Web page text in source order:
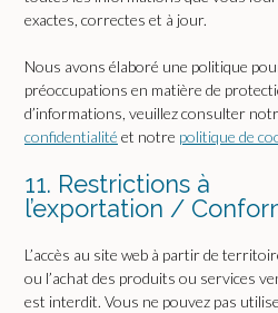
exactes, correctes et à jour.
Nous avons élaboré une politique
préoccupations en matière de
d’informations, veuillez consulter
confidentialité et notre politique de
11. Restrictions à
l’exportation /
L’accès au site web à partir de
ou l’achat des produits ou services
est interdit. Vous ne pouvez pas